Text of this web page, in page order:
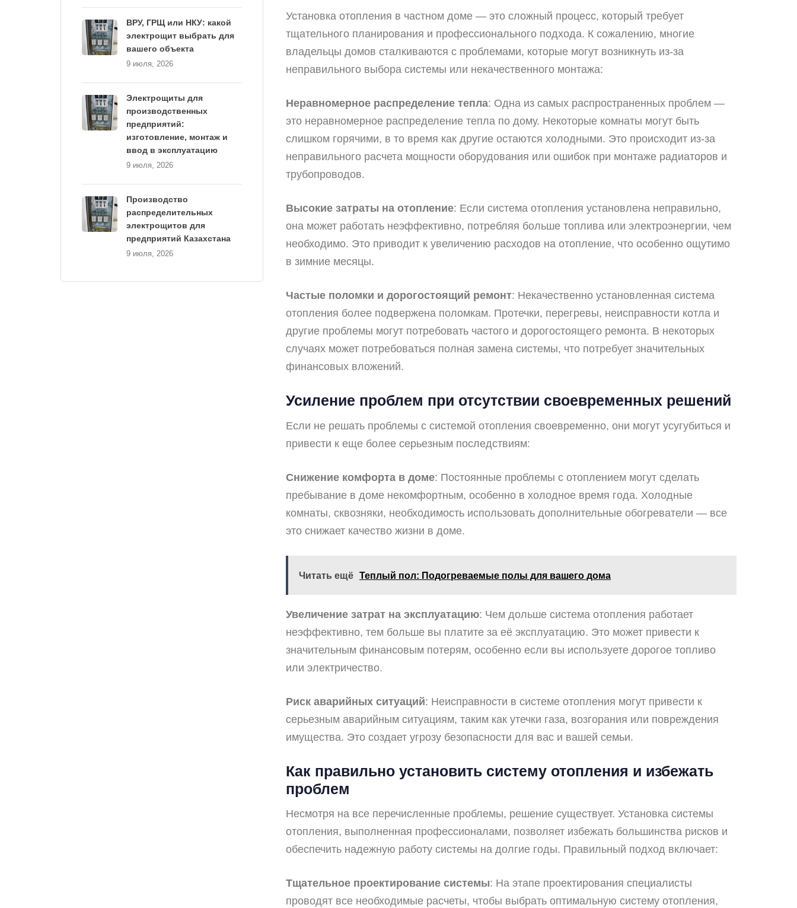
Установка отопления в частном доме — это сложный процесс, который требует
тщательного планирования и профессионального подхода. К сожалению, многие
владельцы домов сталкиваются с проблемами, которые могут возникнуть из-за
неправильного выбора системы или некачественного монтажа:
Неравномерное распределение тепла: Одна из самых распространенных проблем —
это неравномерное распределение тепла по дому. Некоторые комнаты могут быть
слишком горячими, в то время как другие остаются холодными. Это происходит из-за
неправильного расчета мощности оборудования или ошибок при монтаже радиаторов и
трубопроводов.
Высокие затраты на отопление: Если система отопления установлена неправильно,
она может работать неэффективно, потребляя больше топлива или электроэнергии, чем
необходимо. Это приводит к увеличению расходов на отопление, что особенно ощутимо
в зимние месяцы.
Частые поломки и дорогостоящий ремонт: Некачественно установленная система
отопления более подвержена поломкам. Протечки, перегревы, неисправности котла и
другие проблемы могут потребовать частого и дорогостоящего ремонта. В некоторых
случаях может потребоваться полная замена системы, что потребует значительных
финансовых вложений.
Усиление проблем при отсутствии своевременных решений
Если не решать проблемы с системой отопления своевременно, они могут усугубиться и
привести к еще более серьезным последствиям:
Снижение комфорта в доме: Постоянные проблемы с отоплением могут сделать
пребывание в доме некомфортным, особенно в холодное время года. Холодные
комнаты, сквозняки, необходимость использовать дополнительные обогреватели — все
это снижает качество жизни в доме.
Читать ещё Теплый пол: Подогреваемые полы для вашего дома
Увеличение затрат на эксплуатацию: Чем дольше система отопления работает
неэффективно, тем больше вы платите за её эксплуатацию. Это может привести к
значительным финансовым потерям, особенно если вы используете дорогое топливо
или электричество.
Риск аварийных ситуаций: Неисправности в системе отопления могут привести к
серьезным аварийным ситуациям, таким как утечки газа, возгорания или повреждения
имущества. Это создает угрозу безопасности для вас и вашей семьи.
Как правильно установить систему отопления и избежать
проблем
Несмотря на все перечисленные проблемы, решение существует. Установка системы
отопления, выполненная профессионалами, позволяет избежать большинства рисков и
обеспечить надежную работу системы на долгие годы. Правильный подход включает:
Тщательное проектирование системы: На этапе проектирования специалисты
проводят все необходимые расчеты, чтобы выбрать оптимальную систему отопления,
ВРУ, ГРЩ или НКУ: какой
электрощит выбрать для
вашего объекта
9 июля, 2026
Электрощиты для
производственных
предприятий:
изготовление, монтаж и
ввод в эксплуатацию
9 июля, 2026
Производство
распределительных
электрощитов для
предприятий Казахстана
9 июля, 2026